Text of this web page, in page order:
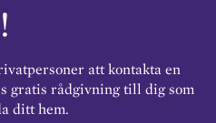
att kontakta en
gratis rådgivning till dig som
ditt hem.